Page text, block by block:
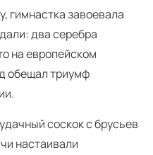
гимнастка завоевала
два серебра
на европейском
обещал триумф
соскок с брусьев
настаивали